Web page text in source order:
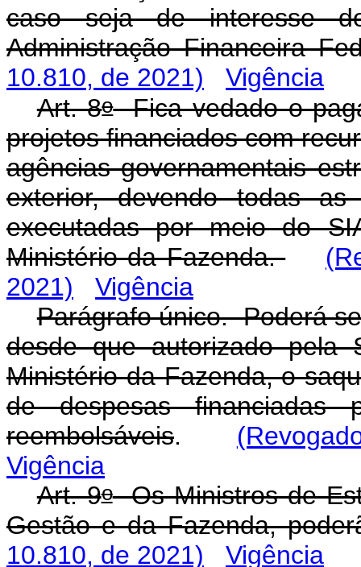
caso seja de interesse
Administração Financeira
10.810, de 2021)
Vigência
Art. 8oFica vedado o
projetos financiados com
agências governamentais
exterior, devendo todas as
executadas por meio do
Ministério da Fazenda.
2021)
Vigência
Parágrafo único. Poderá
desde que autorizado pela
Ministério da Fazenda, o
de despesas financiadas
reembolsáveis.
Vigência
Art. 9oOs Ministros de
Gestão e da Fazenda,
10.810, de 2021)
Vigência